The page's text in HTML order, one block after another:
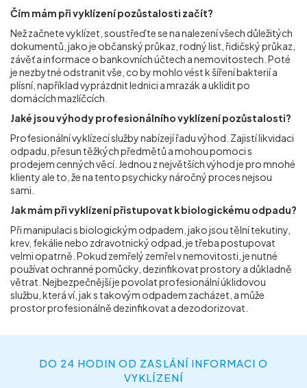
Čím mám při vyklízení pozůstalosti začít?
Než začnete vyklízet, soustřeďte se na nalezení všech důležitých
dokumentů, jako je občanský průkaz, rodný list, řidičský průkaz,
závěť a informace o bankovních účtech a nemovitostech. Poté
je nezbytné odstranit vše, co by mohlo vést k šíření bakterií a
plísní, například vyprázdnit lednici a mrazák a uklidit po
domácích mazlíčcích.
Jaké jsou výhody profesionálního vyklízení pozůstalosti?
Profesionální vyklízecí služby nabízejí řadu výhod. Zajistí likvidaci
odpadu, přesun těžkých předmětů a mohou pomoci s
prodejem cenných věcí. Jednou z největších výhod je pro mnohé
klienty ale to, že na tento psychicky náročný proces nejsou
sami.
Jak mám při vyklízení přistupovat k biologickému odpadu?
Při manipulaci s biologickým odpadem, jako jsou tělní tekutiny,
krev, fekálie nebo zdravotnický odpad, je třeba postupovat
velmi opatrně. Pokud zemřelý zemřel v nemovitosti, je nutné
používat ochranné pomůcky, dezinfikovat prostory a důkladně
větrat. Nejbezpečnější je povolat profesionální úklidovou
službu, která ví, jak s takovým odpadem zacházet, a může
prostor profesionálně dezinfikovat a dezodorizovat.
DO 24 HODIN OD ZASLÁNÍ INFORMACI O
VYKLÍZENÍ